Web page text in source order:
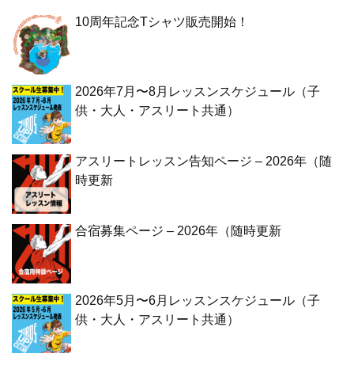
10周年記念Tシャツ販売開始！
2026年7月〜8月レッスンスケジュール（子
供・大人・アスリート共通）
アスリートレッスン告知ページ – 2026年（随
時更新
合宿募集ページ – 2026年（随時更新
2026年5月〜6月レッスンスケジュール（子
供・大人・アスリート共通）